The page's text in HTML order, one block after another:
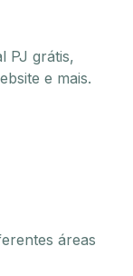
PJ grátis,
e mais.
áreas